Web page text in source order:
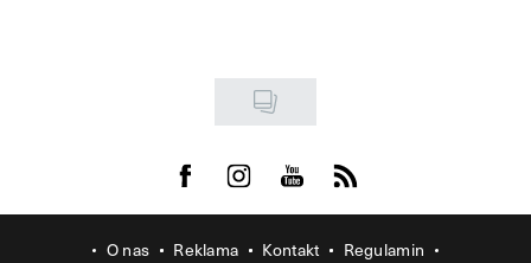
Visit us on Facebook
Visit us on Instagram
Visit us on Youtube
Visit us on Rss
O nas Reklama Kontakt
Regulamin